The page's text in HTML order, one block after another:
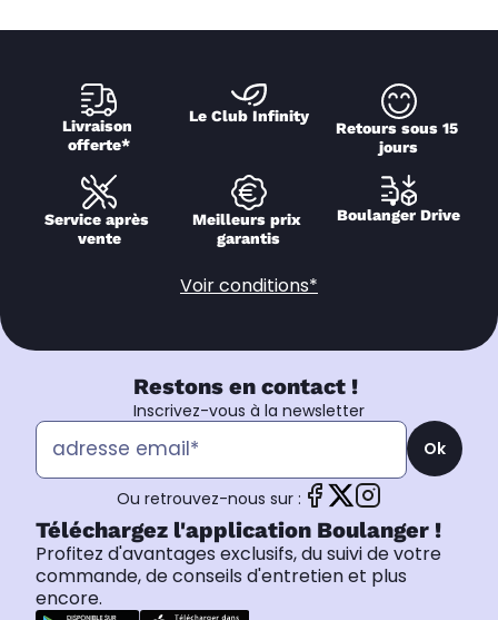
Livraison
offerte*
Le Club Infinity
Retours sous 15
jours
Service après
vente
Meilleurs prix
garantis
Boulanger Drive
Voir conditions*
Restons en contact !
Inscrivez-vous à la newsletter
Ok
Ou retrouvez-nous sur :
Téléchargez l'application Boulanger !
Profitez d'avantages exclusifs, du suivi de votre
commande, de conseils d'entretien et plus
encore.